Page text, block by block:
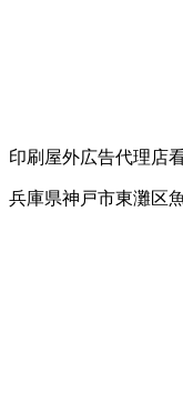
印刷 屋外広告代理店
兵庫県神戸市東灘区